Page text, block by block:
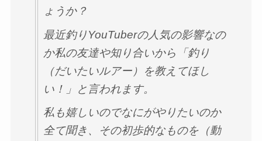
ょうか？
最近釣りYouTuberの人気の影響なの
か私の友達や知り合いから「釣り
（だいたいルアー）を教えてほし
い！」と言われます。
私も嬉しいのでなにがやりたいのか
全て聞き、その初歩的なものを（動